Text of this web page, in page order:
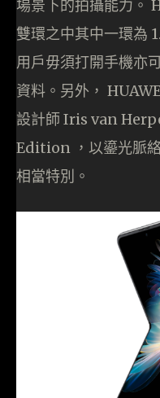
場景下的拍攝能力。
雙環之中其中一環為
用戶毋須打開手機亦
資料。另外，
設計師 Iris van
Edition ，以鎏光脈
相當特別。